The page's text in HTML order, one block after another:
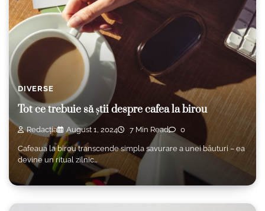
DIVERSE
Tot ce trebuie să știi despre cafea la birou
Redacția August 1, 2024 7 Min Read 0
Cafeaua la birou transcende simpla savurare a unei băuturi – ea
devine un ritual zilnic…